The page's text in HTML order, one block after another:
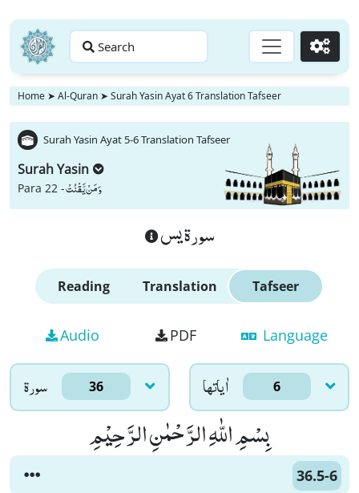
Search Go
Home ➤ Al-Quran ➤ Surah Yasin Ayat 6 Translation Tafseer
Surah Yasin Ayat 5-6 Translation Tafseer
Surah Yasin
Para 22 -وَ مَنْ یَّقْنُتْ
سورة يس
Reading Translation Tafseer
Audio PDF Language
سورۃ 36 اٰياتها 6
بِسْمِ اللّٰهِ الرَّحْمٰنِ الرَّحِیْمِ
36.5-6